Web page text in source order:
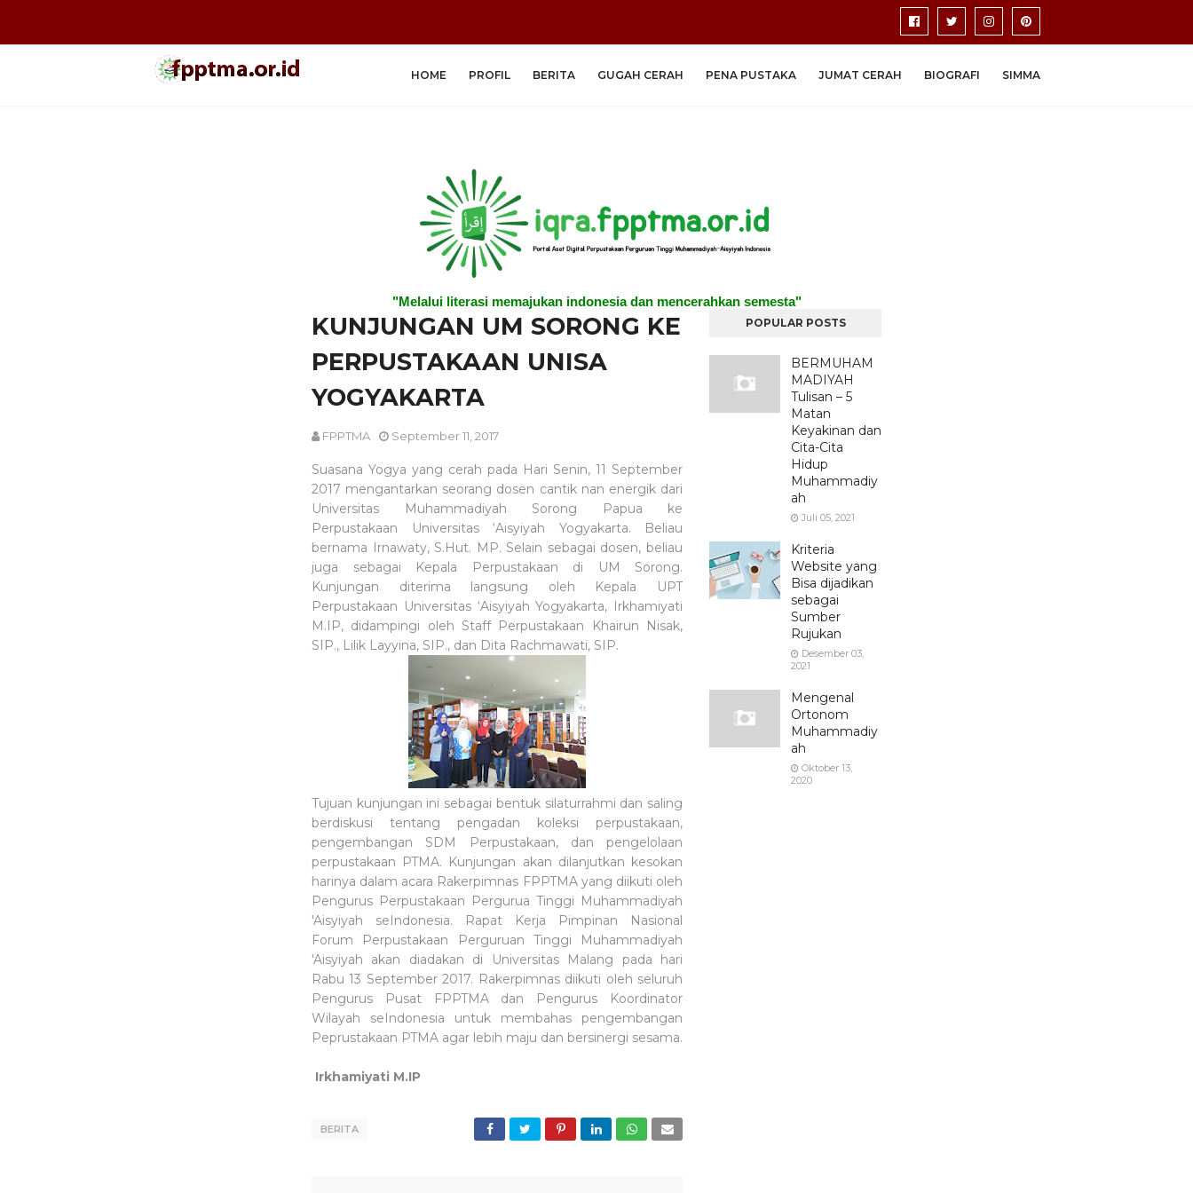
HOME PROFIL BERITA GUGAH CERAH PENA PUSTAKA JUMAT CERAH BIOGRAFI SIMMA
"Melalui literasi memajukan indonesia dan mencerahkan semesta"
KUNJUNGAN UM SORONG KE
PERPUSTAKAAN UNISA
YOGYAKARTA
FPPTMA September 11, 2017
Suasana Yogya yang cerah pada Hari Senin, 11 September
2017 mengantarkan seorang dosen cantik nan energik dari
Universitas Muhammadiyah Sorong Papua ke
Perpustakaan Universitas ‘Aisyiyah Yogyakarta. Beliau
bernama Irnawaty, S.Hut. MP. Selain sebagai dosen, beliau
juga sebagai Kepala Perpustakaan di UM Sorong.
Kunjungan diterima langsung oleh Kepala UPT
Perpustakaan Universitas ‘Aisyiyah Yogyakarta, Irkhamiyati
M.IP, didampingi oleh Staff Perpustakaan Khairun Nisak,
SIP., Lilik Layyina, SIP., dan Dita Rachmawati, SIP.
Tujuan kunjungan ini sebagai bentuk silaturrahmi dan saling
berdiskusi tentang pengadan koleksi perpustakaan,
pengembangan SDM Perpustakaan, dan pengelolaan
perpustakaan PTMA. Kunjungan akan dilanjutkan kesokan
harinya dalam acara Rakerpimnas FPPTMA yang diikuti oleh
Pengurus Perpustakaan Pergurua Tinggi Muhammadiyah
'Aisyiyah seIndonesia. Rapat Kerja Pimpinan Nasional
Forum Perpustakaan Perguruan Tinggi Muhammadiyah
'Aisyiyah akan diadakan di Universitas Malang pada hari
Rabu 13 September 2017. Rakerpimnas diikuti oleh seluruh
Pengurus Pusat FPPTMA dan Pengurus Koordinator
Wilayah seIndonesia untuk membahas pengembangan
Peprustakaan PTMA agar lebih maju dan bersinergi sesama.
Irkhamiyati M.IP
BERITA
POPULAR POSTS
BERMUHAM
MADIYAH
Tulisan – 5
Matan
Keyakinan dan
Cita-Cita
Hidup
Muhammadiy
ah
Juli 05, 2021
Kriteria
Website yang
Bisa dijadikan
sebagai
Sumber
Rujukan
Desember 03,
2021
Mengenal
Ortonom
Muhammadiy
ah
Oktober 13,
2020